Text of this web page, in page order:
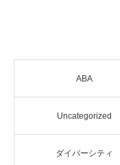
ABA
Uncategorized
ダイバーシティ